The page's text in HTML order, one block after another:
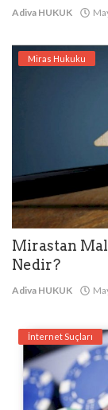
Adiva HUKUK
Miras Hukuku
Mirastan Mal
Nedir?
Adiva HUKUK
İnternet Suçları